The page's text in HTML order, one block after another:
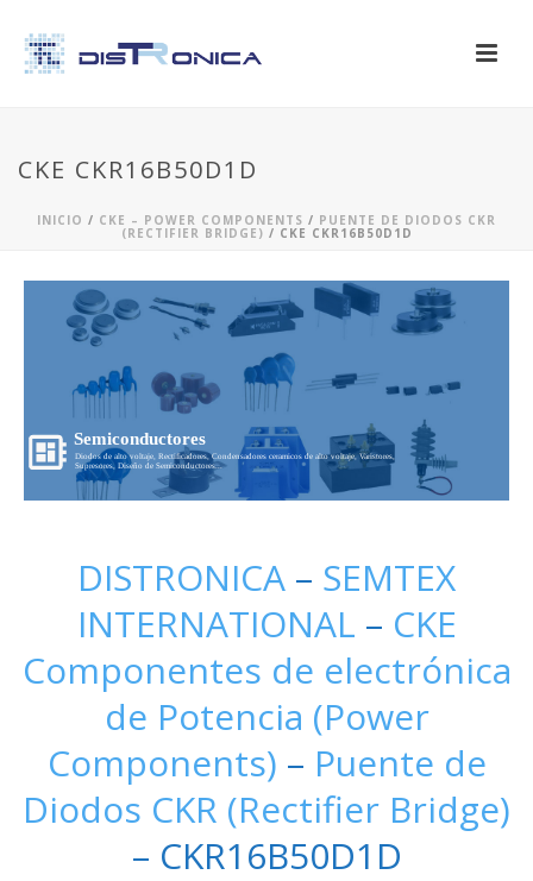
CKE CKR16B50D1D
INICIO / CKE – POWER COMPONENTS / PUENTE DE DIODOS CKR
(RECTIFIER BRIDGE) / CKE CKR16B50D1D
Semiconductores
Diodos de alto voltaje, Rectificadores, Condensadores ceramicos de alto voltaje, Varistores,
Supresores, Diseño de Semiconductores...
DISTRONICA – SEMTEX
INTERNATIONAL – CKE
Componentes de electrónica
de Potencia (Power
Components) – Puente de
Diodos CKR (Rectifier Bridge)
– CKR16B50D1D